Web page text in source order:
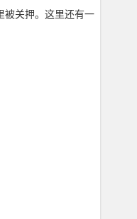
被关押。这里还有一